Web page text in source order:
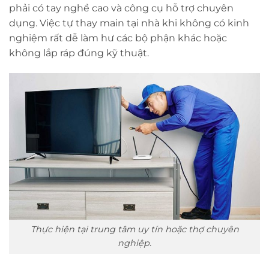
phải có tay nghề cao và công cụ hỗ trợ chuyên
dụng. Việc tự thay main tại nhà khi không có kinh
nghiệm rất dễ làm hư các bộ phận khác hoặc
không lắp ráp đúng kỹ thuật.
Thực hiện tại trung tâm uy tín hoặc thợ chuyên
nghiệp.